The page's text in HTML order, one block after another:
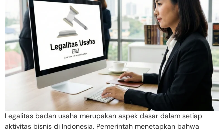
Legalitas badan usaha merupakan aspek dasar dalam setiap
aktivitas bisnis di Indonesia. Pemerintah menetapkan bahwa